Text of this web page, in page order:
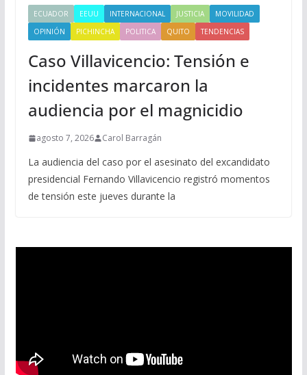
ECUADOR EEUU INTERNACIONAL JUSTICIA
MOVILIDAD
OPINIÓN
PICHINCHA POLITICA QUITO TENDENCIAS
Caso Villavicencio: Tensión e
incidentes marcaron la
audiencia por el magnicidio
agosto 7, 2026 Carol Barragán
La audiencia del caso por el asesinato del excandidato
presidencial Fernando Villavicencio registró momentos
de tensión este jueves durante la